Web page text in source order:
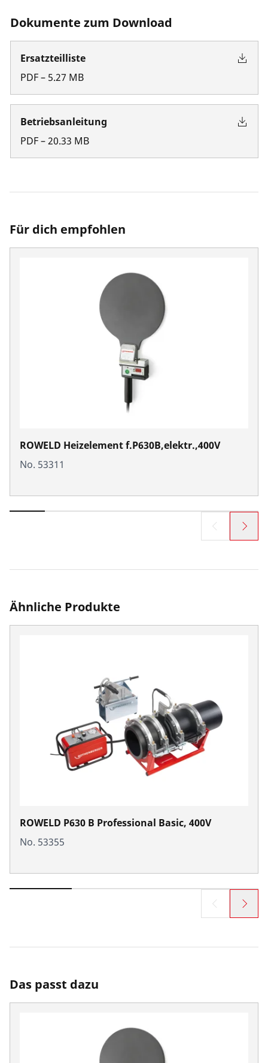
Dokumente zum Download
Ersatzteilliste
PDF– 5.27 MB
Betriebsanleitung
PDF–20.33 MB
Für dich empfohlen
ROWELD Heizelement f.P630B,elektr.,400V
No. 53311
Ähnliche Produkte
ROWELD P630 B Professional Basic, 400V
No. 53355
Das passt dazu